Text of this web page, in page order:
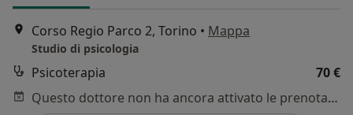
Corso Regio Parco 2, Torino • Mappa
Studio di psicologia
Psicoterapia
70 €
Questo dottore non ha ancora attivato le prenotazioni online presso questo indirizzo.